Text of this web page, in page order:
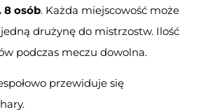
8 osób. Każda miejscowość może
jedną drużynę do mistrzostw. Ilość
podczas meczu dowolna.
przewiduje się